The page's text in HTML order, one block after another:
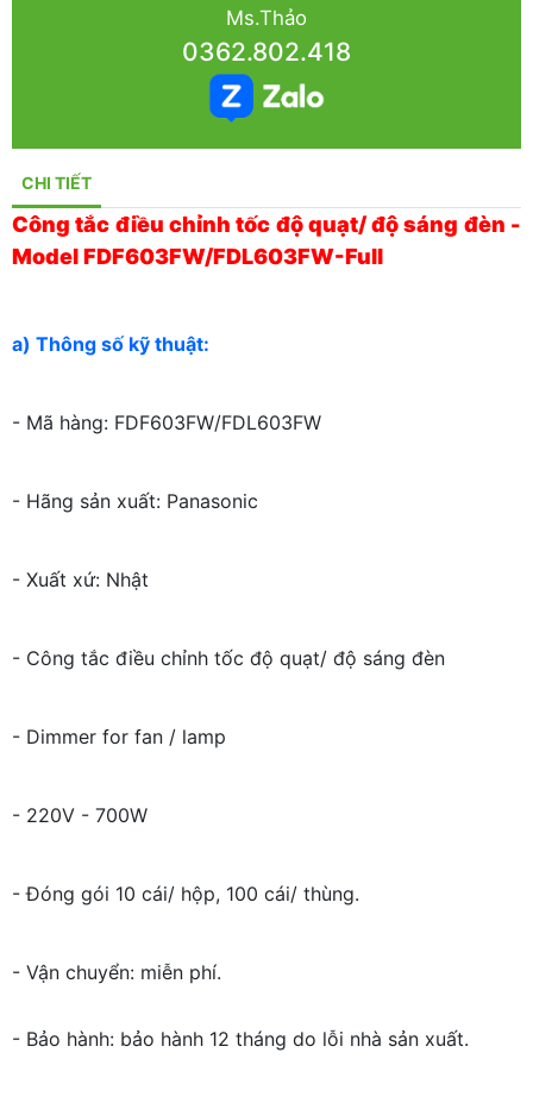
Ms.Thảo
0362.802.418
CHI TIẾT
Công tắc điều chỉnh tốc độ quạt/ độ sáng đèn -
Model FDF603FW/FDL603FW-Full
a) Thông số kỹ thuật:
- Mã hàng: FDF603FW/FDL603FW
- Hãng sản xuất: Panasonic
- Xuất xứ: Nhật
- Công tắc điều chỉnh tốc độ quạt/ độ sáng đèn
- Dimmer for fan / lamp
- 220V - 700W
- Đóng gói 10 cái/ hộp, 100 cái/ thùng.
- Vận chuyển: miễn phí.
- Bảo hành: bảo hành 12 tháng do lỗi nhà sản xuất.